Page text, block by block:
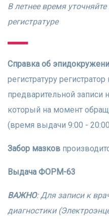
В летнее время
регистратуре
Справка об
регистратуру
предварительной записи
который на момент
(время выдачи 9:00 -
Забор мазков
Выдача ФОРМ-63
ВАЖНО: Для записи к
диагностики